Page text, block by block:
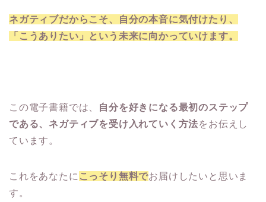
ネガティブだからこそ、自分の本音に気付けたり、
「こうありたい」という未来に向かっていけます。
この電子書籍では、
自分を好きになる最初のステップ
である、ネガティブを受け入れていく方法をお伝えし
ています。
これをあなたに こっそり無料でお届けしたいと思いま
す。